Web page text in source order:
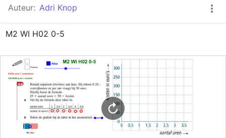
GeoGebra Klaslokaal
Auteur: Adri Knop
M2 WI H02 0-5